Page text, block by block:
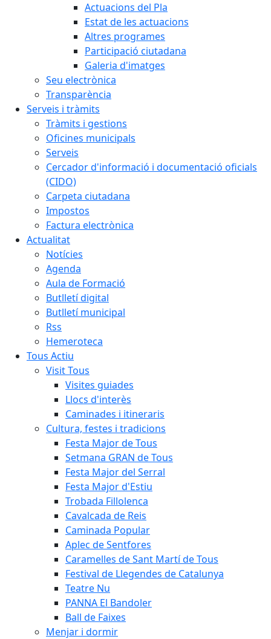
Actuacions del Pla
Estat de les actuacions
Altres programes
Participació ciutadana
Galeria d'imatges
Seu electrònica
Transparència
Serveis i tràmits
Tràmits i gestions
Oficines municipals
Serveis
Cercador d'informació i documentació oficials
(CIDO)
Carpeta ciutadana
Impostos
Factura electrònica
Actualitat
Notícies
Agenda
Aula de Formació
Butlletí digital
Butlletí municipal
Rss
Hemeroteca
Tous Actiu
Visit Tous
Visites guiades
Llocs d'interès
Caminades i itineraris
Cultura, festes i tradicions
Festa Major de Tous
Setmana GRAN de Tous
Festa Major del Serral
Festa Major d'Estiu
Trobada Fillolenca
Cavalcada de Reis
Caminada Popular
Aplec de Sentfores
Caramelles de Sant Martí de Tous
Festival de Llegendes de Catalunya
Teatre Nu
PANNA El Bandoler
Ball de Faixes
Menjar i dormir